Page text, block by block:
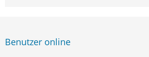
Benutzer online